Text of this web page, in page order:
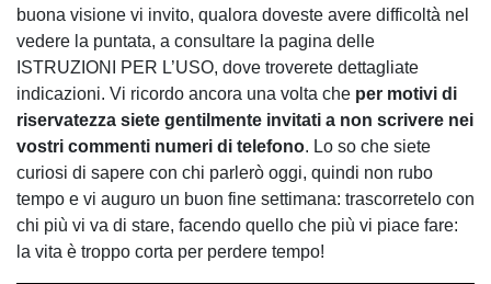
buona visione vi invito, qualora doveste avere difficoltà nel
vedere la puntata, a consultare la pagina delle
ISTRUZIONI PER L’USO, dove troverete dettagliate
indicazioni. Vi ricordo ancora una volta che per motivi di
riservatezza siete gentilmente invitati a non scrivere nei
vostri commenti numeri di telefono. Lo so che siete
curiosi di sapere con chi parlerò oggi, quindi non rubo
tempo e vi auguro un buon fine settimana: trascorretelo con
chi più vi va di stare, facendo quello che più vi piace fare:
la vita è troppo corta per perdere tempo!